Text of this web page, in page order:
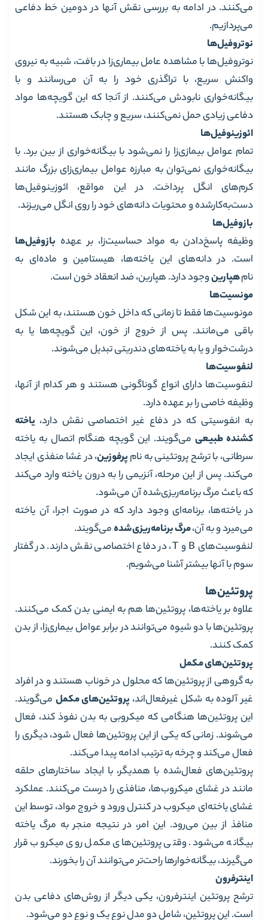
می‌کنند. در ادامه به بررسی نقش آنها در دومین خط دفاعی
می‌پردازیم.
نوتروفیل‌ها
نوتروفیل‌ها با مشاهده عامل بیماری‌زا در بافت، شبیه به نیروی
واکنش سریع، با تراگذری خود را به آن می‌رسانند و با
بیگانه‌خواری نابودش می‌کنند. از آنجا که این گویچه‌ها مواد
دفاعی زیادی حمل نمی‌کنند، سریع و چابک هستند.
ائوزینوفیل‌ها
تمام عوامل بیمازی‌زا را نمی‌شود با بیگانه‌خواری از بین برد. با
بیگانه‌خواری نمی‌توان به مبارزه عوامل بیماری‌زای بزرگ مانند
کرم‌های انگل پرداخت. در این مواقع، ائوزینوفیل‌ها
دست‌به‌کار‌شده و محتویات دانه‌های خود را روی انگل می‌ریزند.
بازوفیل‌ها
وظیفه پاسخ‌دادن به مواد حساسیت‌زا، بر عهده بازوفیل‌ها
است. در دانه‌های این یاخته‌ها، هیستامین و ماده‌ای به
نامهپارینوجود دارد. هپارین، ضد انعقاد خون است.
مونسیت‌ها
مونوسیت‌ها فقط تا زمانی که داخل خون هستند، به این شکل
باقی می‌مانند. پس از خروج از خون، این گویچه‌ها یا به
درشت‌خوار و یا به یاخته‌های دندریتی تبدیل می‌شوند.
لنفوسیت‌ها
لنفوسیت‌ها دارای انواع گوناگونی هستند و هر کدام از آنها،
وظیفه خاصی را بر عهده دارد.
به انفوسیتی که در دفاع غیر اختصاصی نقش دارد، یاخته
کشنده طبیعی می‌گویند. این گویچه هنگام اتصال به یاخته
سرطانی، با ترشح پروتئینی به نامپرفوزین، در غشا منفذی ایجاد
می‌کند. پس از این مرحله، آنزیمی را به درون یاخته وارد می‌کند
که باعث مرگ برنامه‌ریزی‌شده آن می‌شود.
در یاخته‌ها، برنامه‌ای وجود دارد که در صورت اجرا، آن یاخته
می‌میرد و به آن،مرگ برنامه‌ریزی‌شدهمی‌گویند.
لنفوسیت‌های B و T، در دفاع اختصاصی نقش دارند. در گفتار
سوم با آنها بیشتر آشنا می‌شویم.
پروتئین‌ها
علاوه بر یاخته‌ها، پروتئین‌ها هم به ایمنی بدن کمک می‌کنند.
پروتئین‌ها با دو شیوه می‌توانند در برابر عوامل بیماری‌زا، از بدن
کمک کنند.
پروتئین‌های مکمل
به گروهی از پروتئین‌ها که محلول در خوناب هستند و در افراد
غیر آلوده‌ به شکل غیرفعال‌اند، پروتئین‌های مکمل می‌گویند.
این پروتئین‌ها هنگامی که میکروبی به بدن نفوذ کند، فعال
می‌شوند. زمانی که یکی از این پروتئین‌ها فعال شود، دیگری را
فعال می‌کند و چرخه به ترتیب ادامه پیدا می‌کند.
پروتئین‌های فعال‌شده با همدیگر، با ایجاد ساختارهای حلقه
مانند در غشای میکروب‌ها، منافذی را درست می‌کنند. عملکرد
غشای یاخته‌ای میکروب در کنترل ورود و خروج مواد، توسط این
منافذ از بین ‌می‌رود. این امر، در نتیجه منجر به مرگ یاخته
بیگانه می‌شود. وقتی پروتئین‌های مکمل روی میکروب قرار
می‌گیرند، بیگانه‌خوارها راحت‌تر می‌توانند آن را بخورند.
اینترفرون
ترشح پروتئین اینترفرون، یکی دیگر از روش‌های دفاعی بدن
است. این پروتئین، شامل دو مدل نوع یک و نوع دو می‌شود.